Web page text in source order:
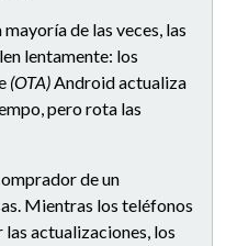
de las veces, las
lentamente: los
(OTA)Android actualiza
pero rota las
de un
Mientras los teléfonos
actualizaciones, los